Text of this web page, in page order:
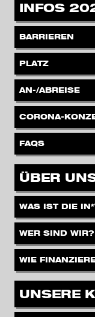
INFOS
BARRIEREN
PLATZ.
AN-/ABREISE.
CORONA-
FAQS.
ÜBER
WAS IST DIE
WER SIND WIR?
WIE
UNSERE